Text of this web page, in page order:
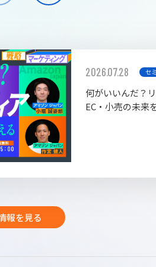
2026.07.28 セ
何がいいんだ？
EC・小売の未来
報を見る